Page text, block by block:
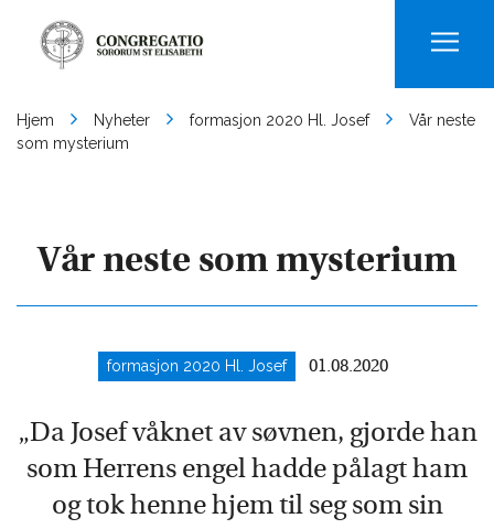
Hjem Nyheter formasjon 2020 Hl. Josef
Vår neste
som mysterium
Vår neste som mysterium
formasjon 2020 Hl. Josef 01.08.2020
„Da Josef våknet av søvnen, gjorde han
som Herrens engel hadde pålagt ham
og tok henne hjem til seg som sin